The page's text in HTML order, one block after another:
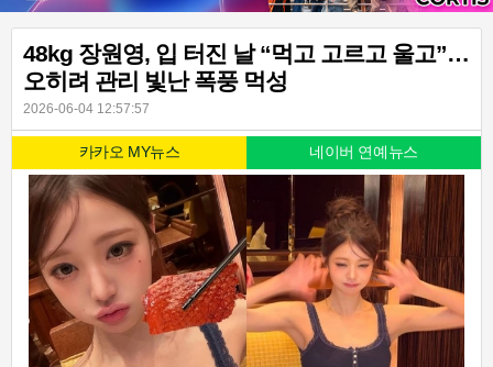
48kg 장원영, 입 터진 날 “먹고 고르고 울고”…
오히려 관리 빛난 폭풍 먹성
2026-06-04 12:57:57
카카오 MY뉴스 네이버 연예뉴스